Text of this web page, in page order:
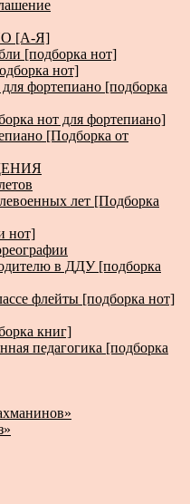
[А-Я]
[подборка нот]
нот]
фортепиано [подборка
нот для фортепиано]
[Подборка от
лет [Подборка
нот]
в ДДУ [подборка
флейты [подборка нот]
книг]
педагогика [подборка